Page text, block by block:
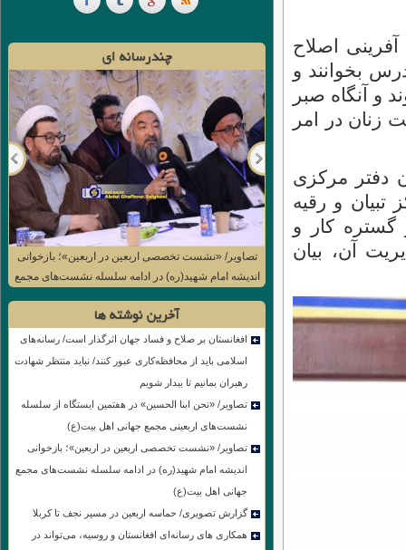
اصلاح
بخوانند و
و آنگاه صبر
زنان در امر
دفتر مرکزی
و رقیه
گستره کار و
آن، بیان
چندرسانه ای
تصاویر/ «نشست تخصصی اربعین در اربعین»؛ بازخوانی
اندیشه امام شهید(ره) در ادامه سلسله نشست‌های مجمع
آخرین نوشته ها
افغانستان بر صلاح و فساد جهان اثرگذار است/ رسانه‌های
اسلامی باید از محافظه‌کاری عبور کنند/ نباید منتظر شهادت
رهبران بمانیم تا بیدار شویم
تصاویر/ «نحن ابنا الحسین» در هفتمین ایستگاه از سلسله
نشست‌های اربعینی مجمع جهانی اهل بیت(ع)
تصاویر/ «نشست تخصصی اربعین در اربعین»؛ بازخوانی
اندیشه امام شهید(ره) در ادامه سلسله نشست‌های مجمع
جهانی اهل بیت(ع)
گزارش تصویری/ حماسه اربعین در مسیر نجف تا کربلا
همکاری های رسانه‌ای افغانستان و روسیه، می‌تواند در